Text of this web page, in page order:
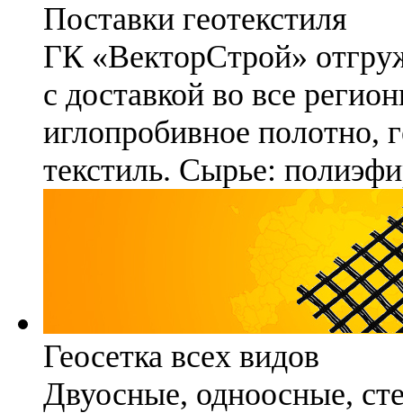
Поставки геотекстиля
ГК «ВекторСтрой»
с доставкой во все
иглопробивное полотно,
текстиль. Сырье:
Геосетка всех видов
Двуосные, одноосные,